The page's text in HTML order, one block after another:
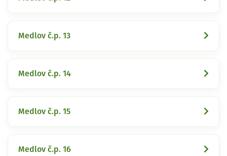
Medlov č.p. 13
Medlov č.p. 14
Medlov č.p. 15
Medlov č.p. 16